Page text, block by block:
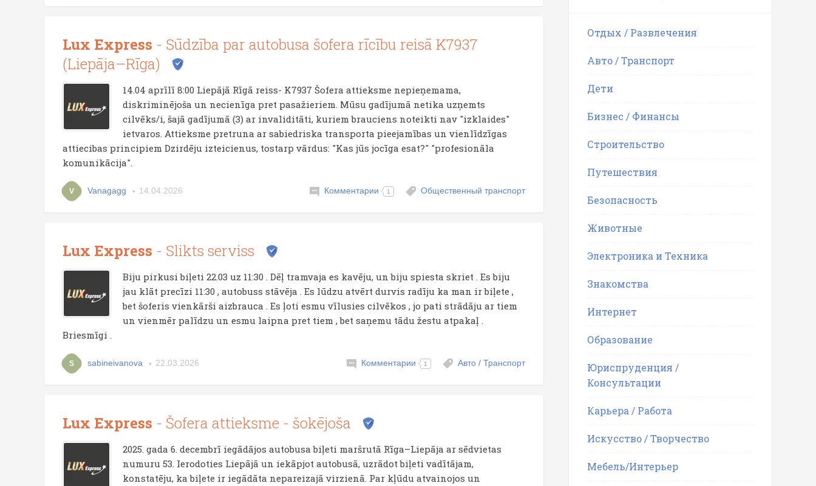
Lux Express - Sūdzība par autobusa šofera rīcību reisā K7937
(Liepāja–Rīga)
14.04 aprīlī 8:00 Liepājā Rīgā reiss- K7937 Šofera attieksme nepieņemama,
diskriminējoša un necienīga pret pasažieriem. Mūsu gadījumā netika uzņemts
cilvēks/i, šajā gadījumā (3) ar invaliditāti, kuriem brauciens noteikti nav "izklaides"
ietvaros. Attieksme pretruna ar sabiedriska transporta pieejamības un vienlīdzīgas
attiecibas principiem Dzirdēju izteicienus, tostarp vārdus: "Kas jūs jocīga esat?" "profesionāla
komunikācija".
V Vanagagg 14.04.2026 Комментарии 1 Общественный транспорт
Lux Express - Slikts serviss
Biju pirkusi biļeti 22.03 uz 11:30 . Dēļ tramvaja es kavēju, un biju spiesta skriet . Es biju
jau klāt precīzi 11:30 , autobuss stāvēja . Es lūdzu atvērt durvis radīju ka man ir biļete ,
bet šoferis vienkārši aizbrauca . Es ļoti esmu vīlusies cilvēkos , jo pati strādāju ar tiem
un vienmēr palīdzu un esmu laipna pret tiem , bet saņemu tādu žestu atpakaļ .
Briesmīgi .
S sabineivanova 22.03.2026 Комментарии 1 Авто / Транспорт
Lux Express - Šofera attieksme - šokējoša
2025. gada 6. decembrī iegādājos autobusa biļeti maršrutā Rīga–Liepāja ar sēdvietas
numuru 53. Ierodoties Liepājā un iekāpjot autobusā, uzrādot biļeti vadītājam,
konstatēju, ka biļete ir iegādāta nepareizajā virzienā. Par kļūdu atvainojos un
Отдых / Развлечения
Авто / Транспорт
Дети
Бизнес / Финансы
Строительство
Путешествия
Безопасность
Животные
Электроника и Техника
Знакомства
Интернет
Образование
Юриспруденция /
Консультации
Карьера / Работа
Искусство / Творчество
Мебель/Интерьер